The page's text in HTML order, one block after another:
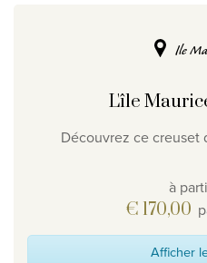
Ile
L'île
Découvrez ce
à
€ 170,00
Afficher